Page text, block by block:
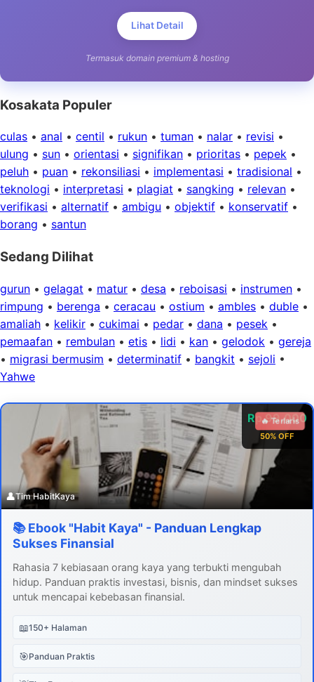
Lihat Detail
Termasuk domain premium & hosting
Kosakata Populer
culas • anal • centil • rukun • tuman • nalar • revisi •
ulung • sun • orientasi • signifikan • prioritas • pepek •
peluh • puan • rekonsiliasi • implementasi • tradisional •
teknologi • interpretasi • plagiat • sangking • relevan •
verifikasi • alternatif • ambigu • objektif • konservatif •
borang • santun
Sedang Dilihat
gurun • gelagat • matur • desa • reboisasi • instrumen •
rimpung • berenga • ceracau • ostium • ambles • duble •
amaliah • kelikir • cukimai • pedar • dana • pesek •
pemaafan • rembulan • etis • lidi • kan • gelodok • gereja
• migrasi bermusim • determinatif • bangkit • sejoli •
Yahwe
Rp 99.000
50% OFF
🔥 Terlaris
👤Tim HabitKaya
📚 Ebook "Habit Kaya" - Panduan Lengkap
Sukses Finansial
Rahasia 7 kebiasaan orang kaya yang terbukti mengubah
hidup. Panduan praktis investasi, bisnis, dan mindset sukses
untuk mencapai kebebasan finansial.
📖150+ Halaman
🎯Panduan Praktis